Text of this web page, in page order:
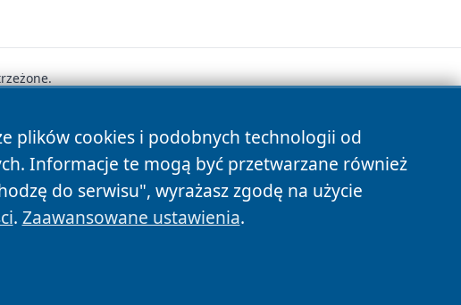
plików cookies i podobnych technologii od
Informacje te mogą być przetwarzane również
do serwisu", wyrażasz zgodę na użycie
. Zaawansowane ustawienia.
Cookies